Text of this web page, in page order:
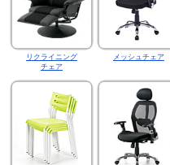
リクライニング
チェア
メッシュチェア